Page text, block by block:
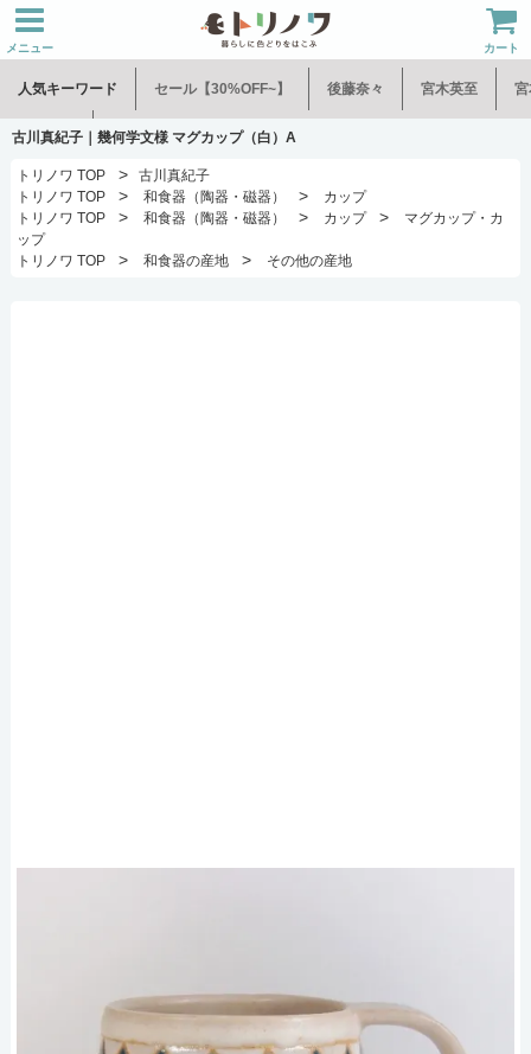
メニュー カート
人気キーワード セール【30%OFF~】 後藤奈々 宮木英至 宮
水谷和音 児玉修治
古川真紀子｜幾何学文様 マグカップ（白）A
トリノワ TOP >
古川真紀子
トリノワ TOP
> 和食器（陶器・磁器） >
カップ
トリノワ TOP
> 和食器（陶器・磁器） > カップ >
マグカップ・カ
ップ
トリノワ TOP
> 和食器の産地 > その他の産地